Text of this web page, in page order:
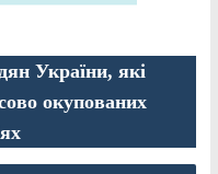
України, які
окупованих